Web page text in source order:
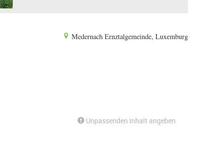
Medernach Ernztalgemeinde, Luxemburg
Unpassenden Inhalt angeben